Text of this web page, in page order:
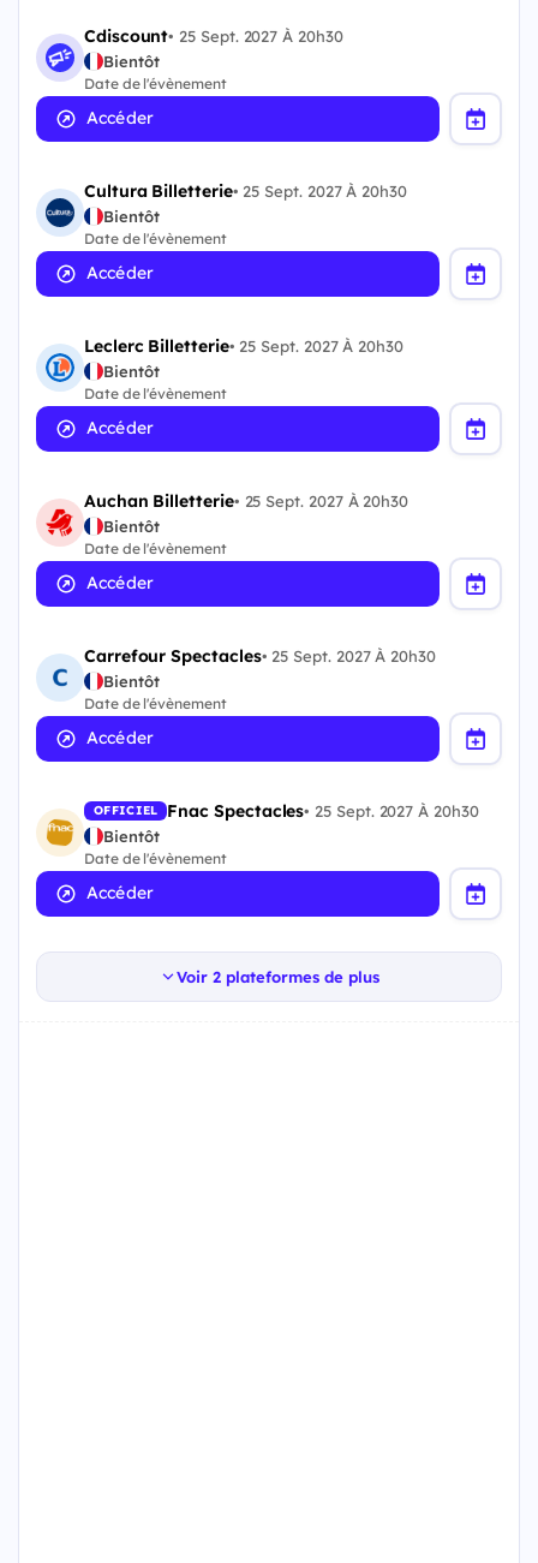
Cdiscount• 25 Sept. 2027 À 20h30
Bientôt
Date de l'évènement
Accéder
Cultura Billetterie• 25 Sept. 2027 À 20h30
Bientôt
Date de l'évènement
Accéder
Leclerc Billetterie• 25 Sept. 2027 À 20h30
Bientôt
Date de l'évènement
Accéder
Auchan Billetterie• 25 Sept. 2027 À 20h30
Bientôt
Date de l'évènement
Accéder
Carrefour Spectacles• 25 Sept. 2027 À 20h30
Bientôt
Date de l'évènement
Accéder
OFFICIEL Fnac Spectacles• 25 Sept. 2027 À 20h30
Bientôt
Date de l'évènement
Accéder
Voir 2 plateformes de plus